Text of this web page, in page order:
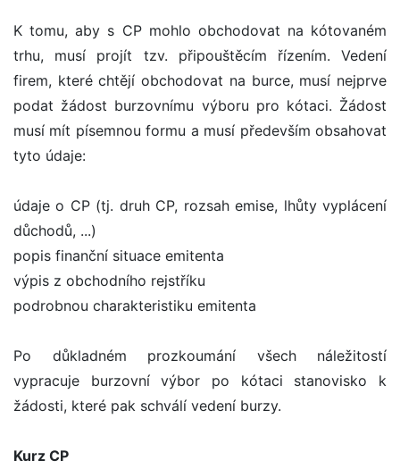
K tomu, aby s CP mohlo obchodovat na kótovaném
trhu, musí projít tzv. připouštěcím řízením. Vedení
firem, které chtějí obchodovat na burce, musí nejprve
podat žádost burzovnímu výboru pro kótaci. Žádost
musí mít písemnou formu a musí především obsahovat
tyto údaje:
údaje o CP (tj. druh CP, rozsah emise, lhůty vyplácení
důchodů, ...)
popis finanční situace emitenta
výpis z obchodního rejstříku
podrobnou charakteristiku emitenta
Po důkladném prozkoumání všech náležitostí
vypracuje burzovní výbor po kótaci stanovisko k
žádosti, které pak schválí vedení burzy.
Kurz CP